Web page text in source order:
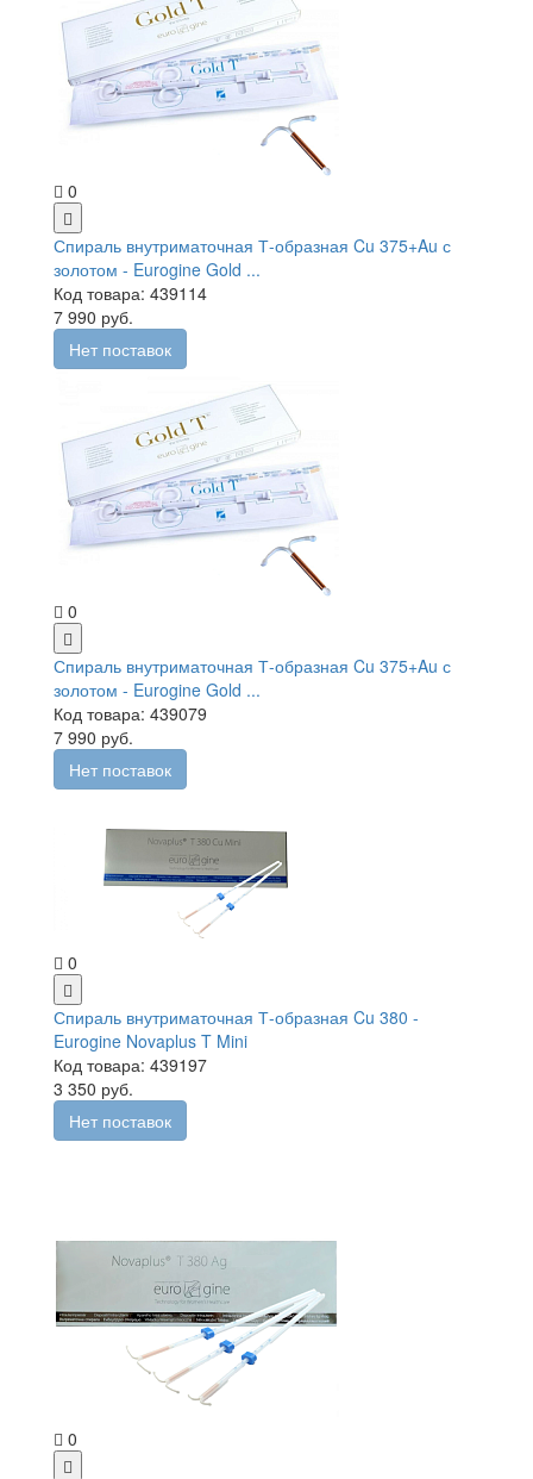
0
Спираль внутриматочная Т-образная Cu 375+Au с
золотом - Eurogine Gold ...
Код товара: 439114
7 990 руб.
Нет поставок
0
Спираль внутриматочная Т-образная Cu 375+Au с
золотом - Eurogine Gold ...
Код товара: 439079
7 990 руб.
Нет поставок
0
Спираль внутриматочная Т-образная Cu 380 -
Eurogine Novaplus T Mini
Код товара: 439197
3 350 руб.
Нет поставок
0